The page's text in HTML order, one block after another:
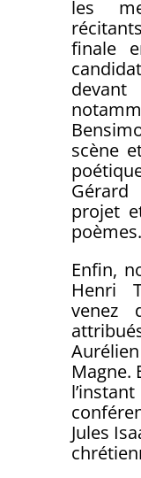
les
finale
scène
projet
poèmes.
Enfin,
Henri
venez
Magne.
Jules